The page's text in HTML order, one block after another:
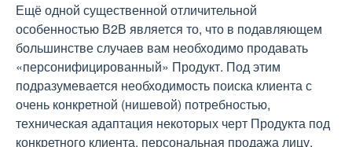
Ещё одной существенной отличительной
особенностью В2В является то, что в подавляющем
большинстве случаев вам необходимо продавать
«персонифицированный» Продукт. Под этим
подразумевается необходимость поиска клиента с
очень конкретной (нишевой) потребностью,
техническая адаптация некоторых черт Продукта под
конкретного клиента, персональная продажа лицу,